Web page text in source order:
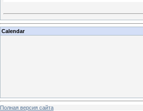
Calendar
Полная версия сайта